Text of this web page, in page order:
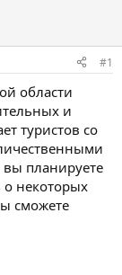
#1
области
и
туристов со
планируете
о некоторых
сможете